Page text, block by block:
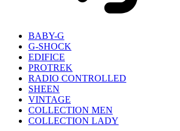
BABY-G
G-SHOCK
EDIFICE
PROTREK
RADIO CONTROLLED
SHEEN
VINTAGE
COLLECTION MEN
COLLECTION LADY